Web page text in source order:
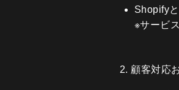
Shopify
※サービ
2. 顧客対応